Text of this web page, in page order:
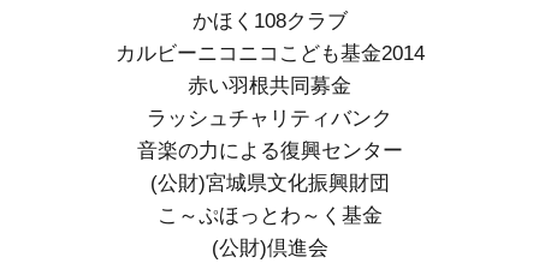
かほく108クラブ
カルビーニコニコこども基金2014
赤い羽根共同募金
ラッシュチャリティバンク
音楽の力による復興センター
(公財)宮城県文化振興財団
こ～ぷほっとわ～く基金
(公財)倶進会